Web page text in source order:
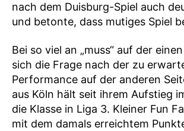
nach dem Duisburg-Spiel auch
und betonte, dass mutiges Spiel
Bei so viel an „muss“ auf der
sich die Frage nach der zu
Performance auf der anderen
aus Köln hält seit ihrem Aufstieg
die Klasse in Liga 3. Kleiner Fun
mit dem damals erreichtem